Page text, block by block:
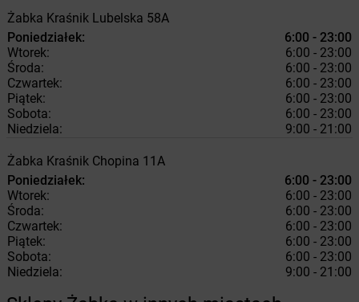
Żabka Kraśnik Lubelska 58A
Poniedziałek:
6:00 - 23:00
Wtorek:
6:00 - 23:00
Środa:
6:00 - 23:00
Czwartek:
6:00 - 23:00
Piątek:
6:00 - 23:00
Sobota:
6:00 - 23:00
Niedziela:
9:00 - 21:00
Żabka Kraśnik Chopina 11A
Poniedziałek:
6:00 - 23:00
Wtorek:
6:00 - 23:00
Środa:
6:00 - 23:00
Czwartek:
6:00 - 23:00
Piątek:
6:00 - 23:00
Sobota:
6:00 - 23:00
Niedziela:
9:00 - 21:00